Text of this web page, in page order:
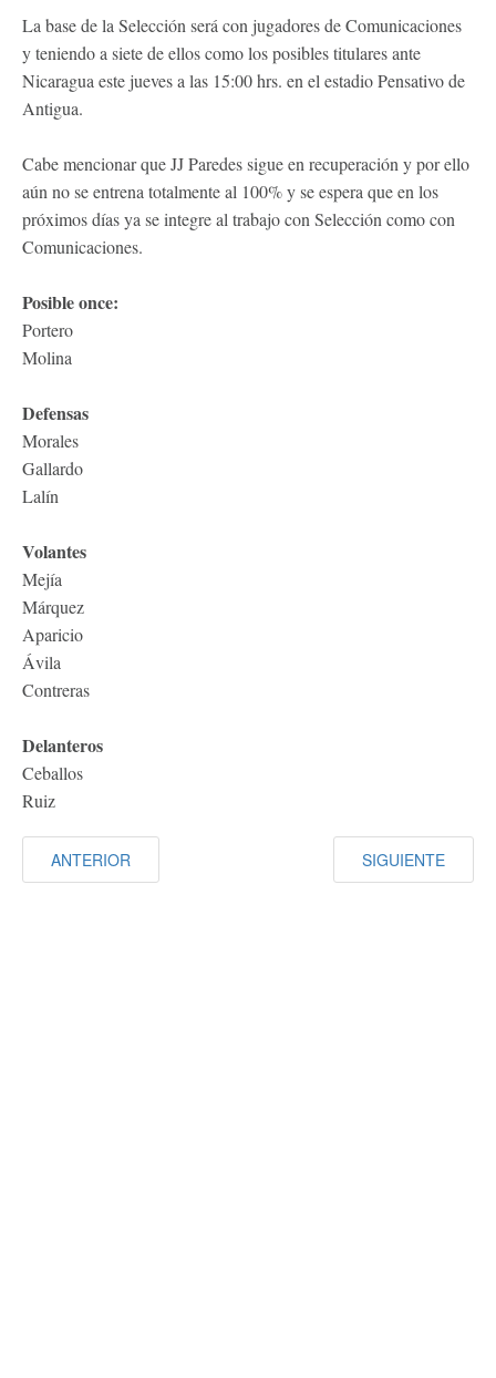
La base de la Selección será con jugadores de Comunicaciones
y teniendo a siete de ellos como los posibles titulares ante
Nicaragua este jueves a las 15:00 hrs. en el estadio Pensativo de
Antigua.
Cabe mencionar que JJ Paredes sigue en recuperación y por ello
aún no se entrena totalmente al 100% y se espera que en los
próximos días ya se integre al trabajo con Selección como con
Comunicaciones.
Posible once:
Portero
Molina
Defensas
Morales
Gallardo
Lalín
Volantes
Mejía
Márquez
Aparicio
Ávila
Contreras
Delanteros
Ceballos
Ruiz
ANTERIOR SIGUIENTE